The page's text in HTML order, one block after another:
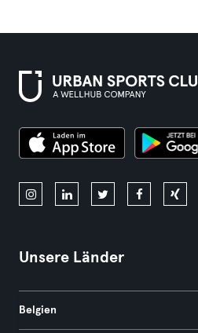
Unsere Länder
Belgien